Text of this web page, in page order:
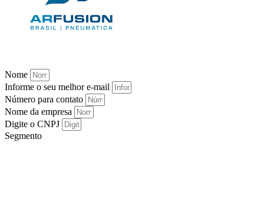
Nome
Informe o seu melhor e-mail
Número para contato
Nome da empresa
Digite o CNPJ
Segmento